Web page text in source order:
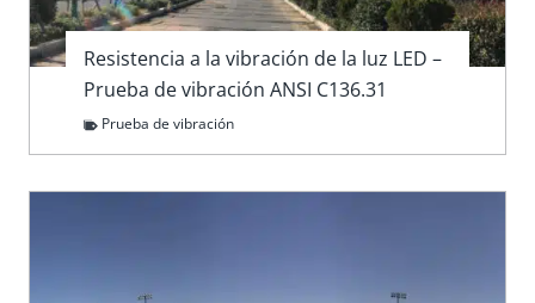
Resistencia a la vibración de la luz LED –
Prueba de vibración ANSI C136.31
Prueba de vibración